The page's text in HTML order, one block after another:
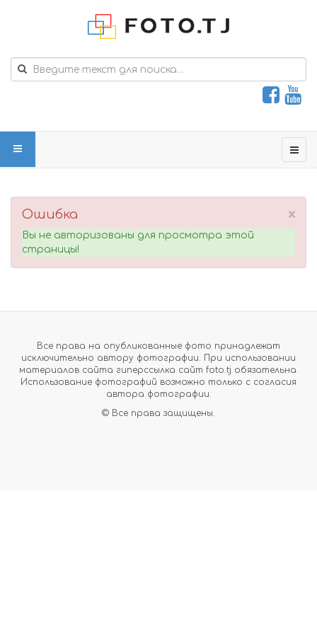
×
Ошибка
Вы не авторизованы для просмотра этой
страницы!
Все права на опубликованные фото принадлежат
исключительно автору фотографии. При использовании
материалов сайта гиперссылка сайт foto.tj обязательна.
Использование фотографий возможно только с согласия
автора фотографии.
© Все права защищены.